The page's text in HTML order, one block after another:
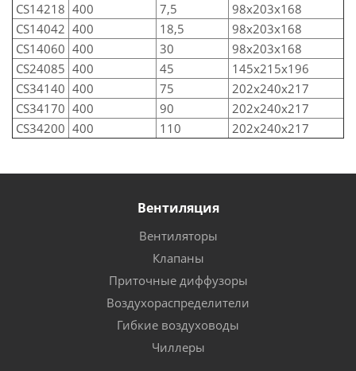
CS14218 400 7,5
98x203x168
CS14042 400 18,5
98x203x168
CS14060 400 30
98x203x168
CS24085 400 45
145x215x196
CS34140 400 75
202x240x217
CS34170 400 90
202x240x217
CS34200 400 110 202x240x217
Вентиляция
Вентиляторы
Клапаны
Приточные диффузоры
Воздухораспределители
Гибкие воздуховоды
Чиллеры